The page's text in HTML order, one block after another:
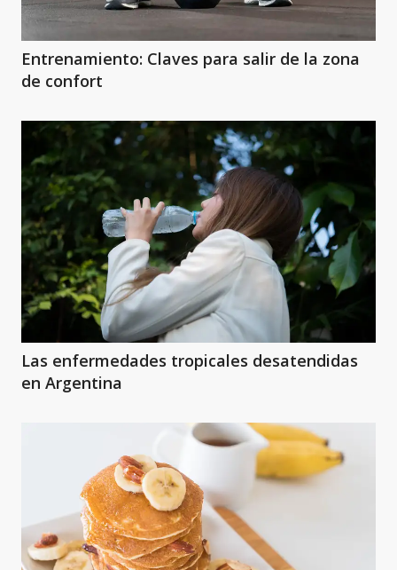
Entrenamiento: Claves para salir de la zona
de confort
Las enfermedades tropicales desatendidas
en Argentina